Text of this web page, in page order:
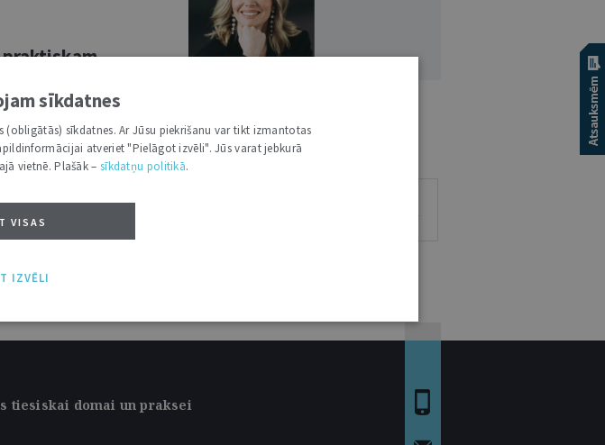
no
vienlīdzības,
MG. IUR.
tiesiskai domai un praksei
sīkdatnes
sīkdatnes. Ar Jūsu piekrišanu var tikt izmantotas
atveriet "Pielāgot izvēli". Jūs varat jebkurā
vietnē. Plašāk – sīkdatņu politikā.
VISAS
IZVĒLI